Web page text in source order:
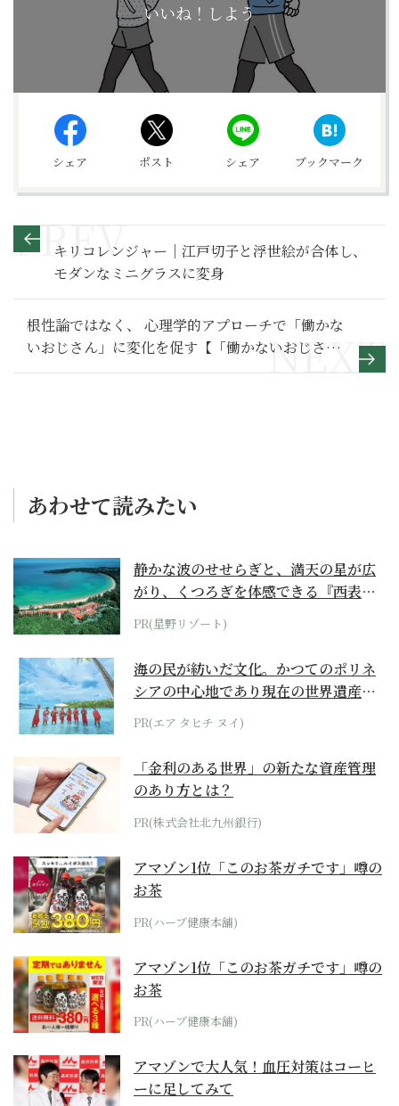
いいね！しよう
シェア ポスト シェア ブックマーク
キリコレンジャー｜江戸切子と浮世絵が合体し、
モダンなミニグラスに変身
根性論ではなく、 心理学的アプローチで「働かな
いおじさん」に変化を促す【「働かないおじさん
問題」のトリセツ】8
あわせて読みたい
静かな波のせせらぎと、満天の星が広
がり、くつろぎを体感できる『西表島
ホテル by...
PR(星野リゾート)
海の民が紡いだ文化。かつてのポリネ
シアの中心地であり現在の世界遺産か
らみえてくる...
PR(エア タヒチ ヌイ)
「金利のある世界」の新たな資産管理
のあり方とは？
PR(株式会社北九州銀行)
アマゾン1位「このお茶ガチです」噂の
お茶
PR(ハーブ健康本舗)
アマゾン1位「このお茶ガチです」噂の
お茶
PR(ハーブ健康本舗)
アマゾンで大人気！血圧対策はコーヒ
ーに足してみて